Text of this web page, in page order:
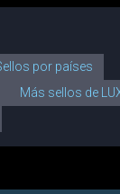
por países
Más sellos de